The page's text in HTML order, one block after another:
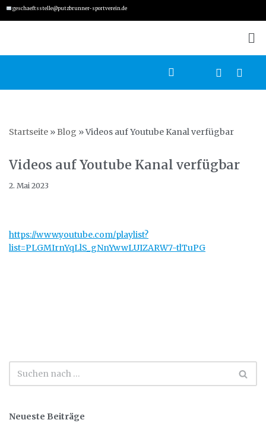
springen
geschaeftsstelle@putzbrunner-sportverein.de
Startseite » Blog »Videos auf Youtube Kanal verfügbar
Videos auf Youtube Kanal verfügbar
2. Mai 2023
https://www.youtube.com/playlist?
list=PLGMIrnYqLlS_gNnYwwLUIZARW7-tlTuPG
Neueste Beiträge